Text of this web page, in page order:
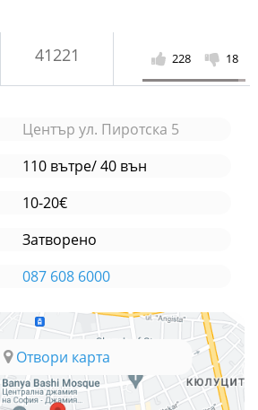
41221 228 18
Център ул. Пиротска 5
110 вътре/ 40 вън
10-20€
Затворено
087 608 6000
Отвори карта